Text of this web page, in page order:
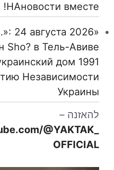
НАновости вместе!
24 августа 2026
Sho? в Тель-Авиве
дом 1991
Независимости
Украины
להאזנה –
@YAKTAK_
OFFICIAL